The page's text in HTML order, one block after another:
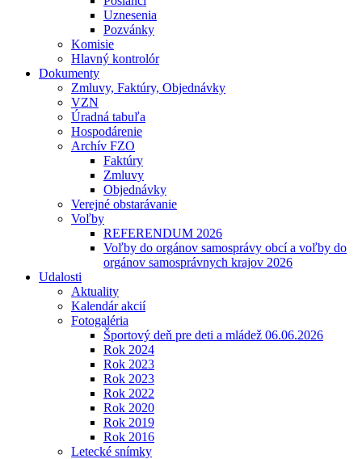
Uznesenia
Pozvánky
Komisie
Hlavný kontrolór
Dokumenty
Zmluvy, Faktúry, Objednávky
VZN
Úradná tabuľa
Hospodárenie
Archív FZO
Faktúry
Zmluvy
Objednávky
Verejné obstarávanie
Voľby
REFERENDUM 2026
Voľby do orgánov samosprávy obcí a voľby do
orgánov samosprávnych krajov 2026
Udalosti
Aktuality
Kalendár akcií
Fotogaléria
Športový deň pre deti a mládež 06.06.2026
Rok 2024
Rok 2023
Rok 2023
Rok 2022
Rok 2020
Rok 2019
Rok 2016
Letecké snímky